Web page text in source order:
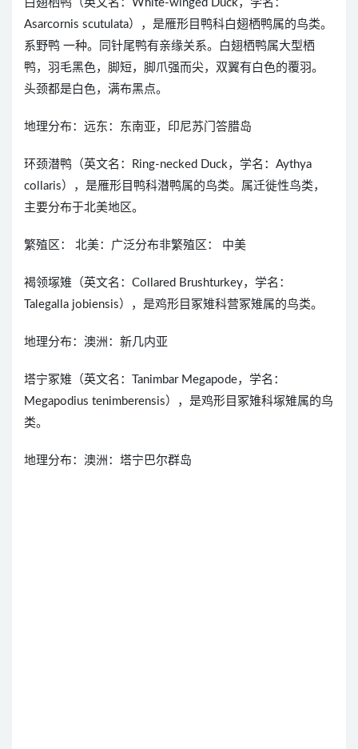
白翅栖鸭（英文名：White-winged Duck，学名：
Asarcornis scutulata），是雁形目鸭科白翅栖鸭属的鸟类。
系野鸭 一种。同针尾鸭有亲缘关系。白翅栖鸭属大型栖
鸭，羽毛黑色，脚短，脚爪强而尖，双翼有白色的覆羽。
头颈都是白色，满布黑点。
地理分布：远东：东南亚，印尼苏门答腊岛
环颈潜鸭（英文名：Ring-necked Duck，学名：Aythya
collaris），是雁形目鸭科潜鸭属的鸟类。属迁徙性鸟类，
主要分布于北美地区。
繁殖区： 北美：广泛分布非繁殖区： 中美
褐领塚雉（英文名：Collared Brushturkey，学名：
Talegalla jobiensis），是鸡形目冢雉科营冢雉属的鸟类。
地理分布：澳洲：新几内亚
塔宁冢雉（英文名：Tanimbar Megapode，学名：
Megapodius tenimberensis），是鸡形目冢雉科塚雉属的鸟
类。
地理分布：澳洲：塔宁巴尔群岛